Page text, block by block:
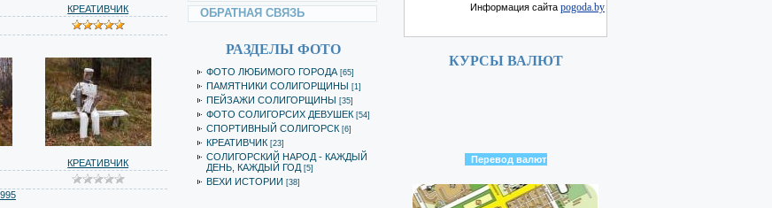
КРЕАТИВЧИК
КРЕАТИВЧИК
ОБРАТНАЯ СВЯЗЬ
РАЗДЕЛЫ ФОТО
ФОТО ЛЮБИМОГО ГОРОДА [65]
ПАМЯТНИКИ СОЛИГОРЩИНЫ [1]
ПЕЙЗАЖИ СОЛИГОРЩИНЫ [35]
ФОТО СОЛИГОРСИХ ДЕВУШЕК [54]
СПОРТИВНЫЙ СОЛИГОРСК [6]
КРЕАТИВЧИК [23]
СОЛИГОРСКИЙ НАРОД - КАЖДЫЙ
ДЕНЬ, КАЖДЫЙ ГОД [5]
ВЕХИ ИСТОРИИ [38]
Информация сайта pogoda.by
КУРСЫ ВАЛЮТ
Перевод валют